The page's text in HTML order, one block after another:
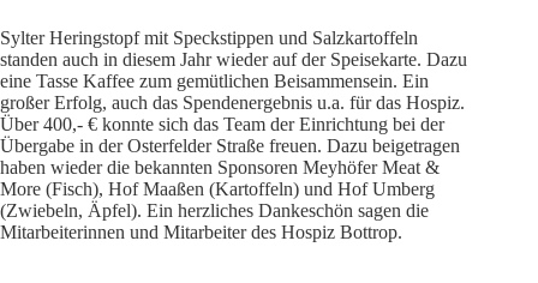
Sylter Heringstopf mit Speckstippen und Salzkartoffeln
standen auch in diesem Jahr wieder auf der Speisekarte. Dazu
eine Tasse Kaffee zum gemütlichen Beisammensein. Ein
großer Erfolg, auch das Spendenergebnis u.a. für das Hospiz.
Über 400,- € konnte sich das Team der Einrichtung bei der
Übergabe in der Osterfelder Straße freuen. Dazu beigetragen
haben wieder die bekannten Sponsoren Meyhöfer Meat &
More (Fisch), Hof Maaßen (Kartoffeln) und Hof Umberg
(Zwiebeln, Äpfel). Ein herzliches Dankeschön sagen die
Mitarbeiterinnen und Mitarbeiter des Hospiz Bottrop.